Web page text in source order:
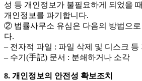
성 등 개인정보가 불필요하게 되었을
개인정보를 파기합니다.
② 법률사무소 유심은 다음의 방법으로
다.
– 전자적 파일 : 파일 삭제 및 디스크 등
– 수기(手記) 문서 : 분쇄하거나 소각
8. 개인정보의 안전성 확보조치